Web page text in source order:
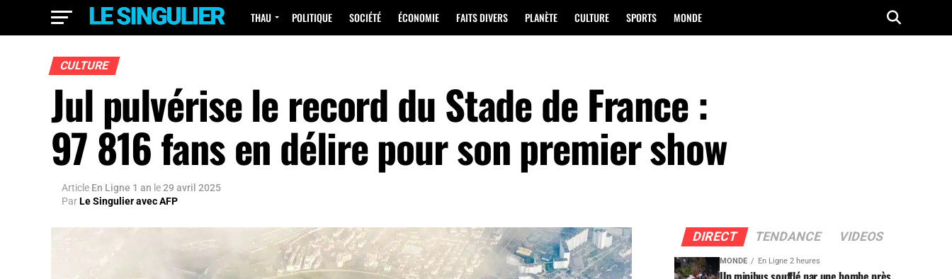
THAU POLITIQUE SOCIÉTÉ ÉCONOMIE FAITS DIVERS PLANÈTE CULTURE SPORTS MONDE
CULTURE
Jul pulvérise le record du Stade de France :
97 816 fans en délire pour son premier show
Article En Ligne 1 an le29 avril 2025
ParLe Singulier avec AFP
DIRECT TENDANCE VIDEOS
MONDE En Ligne 2 heures